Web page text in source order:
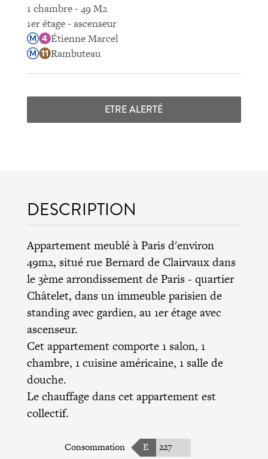
1 chambre - 49 M2
1er étage - ascenseur
Étienne Marcel
Rambuteau
ETRE ALERTÉ
DESCRIPTION
Appartement meublé à Paris d'environ
49m2, situé rue Bernard de Clairvaux dans
le3ème arrondissement de Paris- quartier
Châtelet, dans un immeuble parisien de
standing avec gardien, au 1er étage avec
ascenseur.
Cet appartement comporte 1 salon, 1
chambre, 1 cuisine américaine, 1 salle de
douche.
Le chauffage dans cet appartement est
collectif.
Consommation
E 227